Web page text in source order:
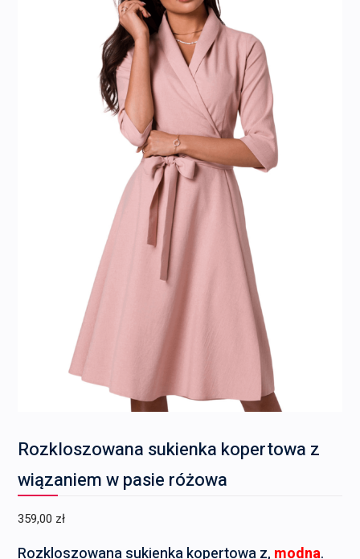
Rozkloszowana sukienka kopertowa z
wiązaniem w pasie różowa
359,00 zł
Rozkloszowana sukienka kopertowa z, modna.